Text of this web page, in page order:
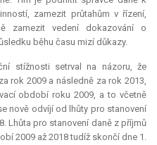
zamezit průtahům v řízení,
zamezit vedení dokazování o
běhu času mizí důkazy.
stížnosti setrval na názoru, že
rok 2009 a následně za rok 2013,
období roku 2009, a to včetně
nově odvíjí od lhůty pro stanovení
Lhůta pro stanovení daně z příjmů
2009 až 2018 tudíž skončí dne 1.